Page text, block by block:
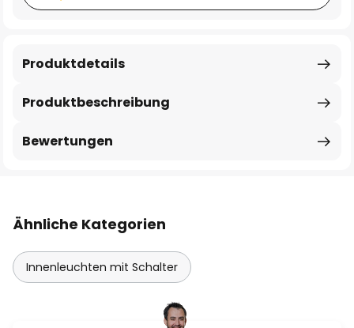
Produktbeschreibung
Produktdetails
Bewertungen
Ähnliche Kategorien
Innenleuchten mit Schalter